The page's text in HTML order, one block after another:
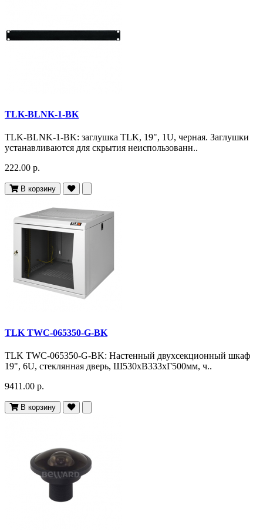
TLK-BLNK-1-BK
TLK-BLNK-1-BK: заглушка TLK, 19", 1U, черная. Заглушки
устанавливаются для скрытия неиспользованн..
222.00 р.
В корзину
TLK TWC-065350-G-BK
TLK TWC-065350-G-BK: Настенный двухсекционный шкаф
19", 6U, стеклянная дверь, Ш530хВ333хГ500мм, ч..
9411.00 р.
В корзину